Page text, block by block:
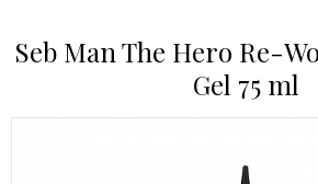
Seb Man The Hero Re-
Gel 75 ml